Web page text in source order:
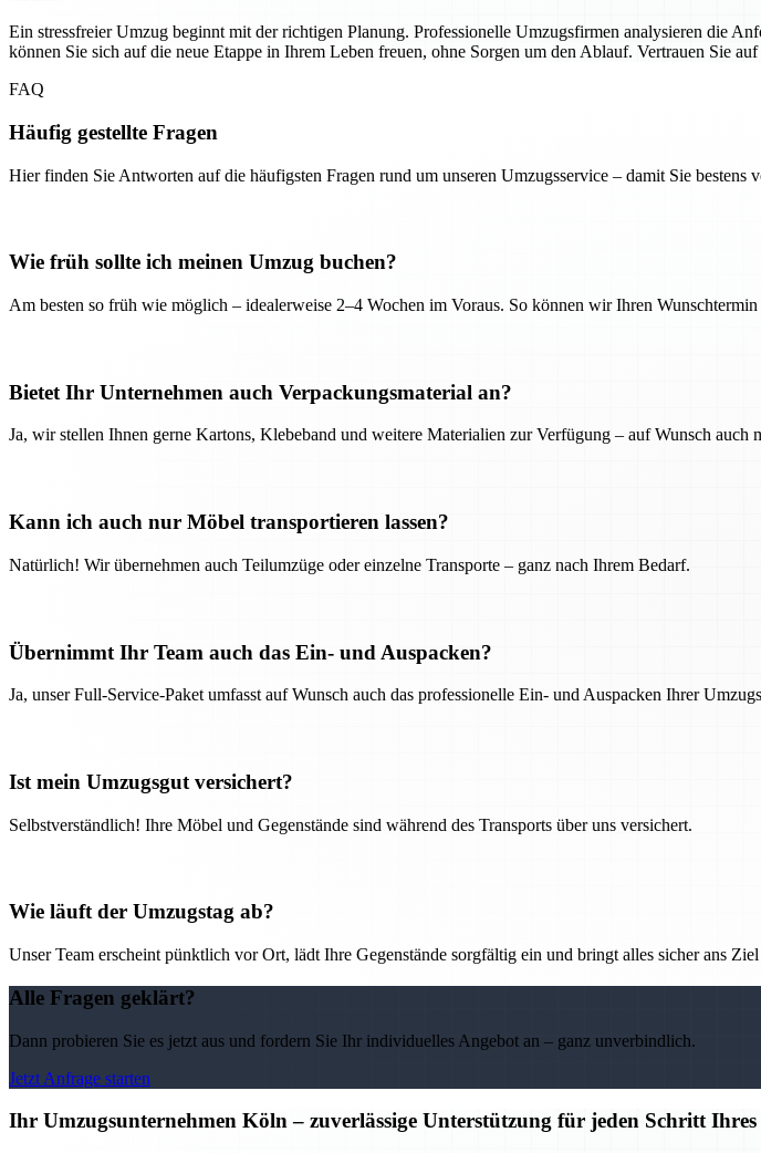
Ein stressfreier Umzug beginnt mit der richtigen Planung. Professionelle Umzugsfirmen analysieren die
können Sie sich auf die neue Etappe in Ihrem Leben freuen, ohne Sorgen um den Ablauf. Vertrauen Sie
FAQ
Häufig gestellte Fragen
Hier finden Sie Antworten auf die häufigsten Fragen rund um unseren Umzugsservice – damit Sie bestens
Wie früh sollte ich meinen Umzug buchen?
Am besten so früh wie möglich – idealerweise 2–4 Wochen im Voraus. So können wir Ihren
Bietet Ihr Unternehmen auch Verpackungsmaterial an?
Ja, wir stellen Ihnen gerne Kartons, Klebeband und weitere Materialien zur Verfügung – auf Wunsch auch
Kann ich auch nur Möbel transportieren lassen?
Natürlich! Wir übernehmen auch Teilumzüge oder einzelne Transporte – ganz nach Ihrem Bedarf.
Übernimmt Ihr Team auch das Ein- und Auspacken?
Ja, unser Full-Service-Paket umfasst auf Wunsch auch das professionelle Ein- und Auspacken Ihrer
Ist mein Umzugsgut versichert?
Selbstverständlich! Ihre Möbel und Gegenstände sind während des Transports über uns versichert.
Wie läuft der Umzugstag ab?
Unser Team erscheint pünktlich vor Ort, lädt Ihre Gegenstände sorgfältig ein und bringt alles sicher ans
Alle Fragen geklärt?
Dann probieren Sie es jetzt aus und fordern Sie Ihr individuelles Angebot an – ganz unverbindlich.
Jetzt Anfrage starten
Ihr Umzugsunternehmen Köln – zuverlässige Unterstützung für jeden Schritt Ihres